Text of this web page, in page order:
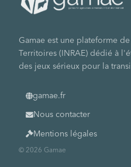
Gamae est une plateforme
Territoires (INRAE) dédié à
des jeux sérieux pour la
gamae.fr
Nous contacter
Mentions légales
© 2026 Gamae